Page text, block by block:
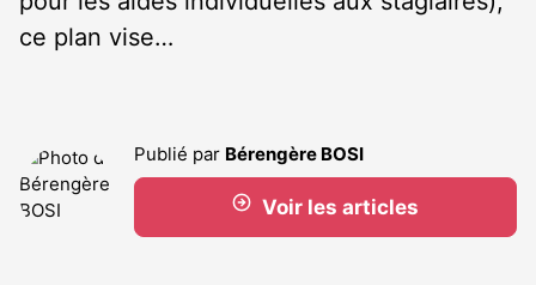
ce plan vise…
Publié par Bérengère BOSI
Voir les articles